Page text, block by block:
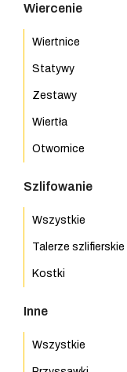
Wiercenie
Wiertnice
Statywy
Zestawy
Wiertła
Otwornice
Szlifowanie
Wszystkie
Talerze szlifierskie
Kostki
Inne
Wszystkie